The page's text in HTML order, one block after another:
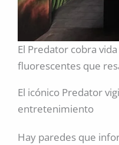
El Predator cobra
fluorescentes que
El icónico Predator
entretenimiento
Hay paredes que